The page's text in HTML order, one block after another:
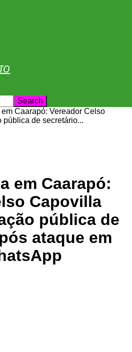
MS
Caarapó: Vereador Celso
de secretário...
em Caarapó:
Capovilla
pública de
ataque em